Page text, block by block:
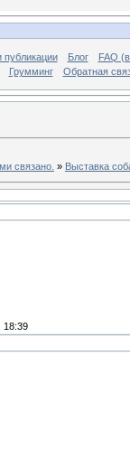
публикации Блог
FAQ
Грумминг Обратная
связано. » Выставка
18:39